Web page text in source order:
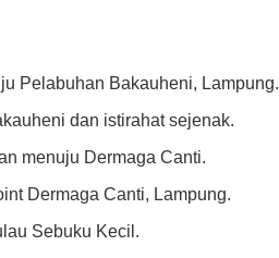
Pelabuhan Bakauheni, Lampung.
dan istirahat sejenak.
menuju Dermaga Canti.
Dermaga Canti, Lampung.
Sebuku Kecil.